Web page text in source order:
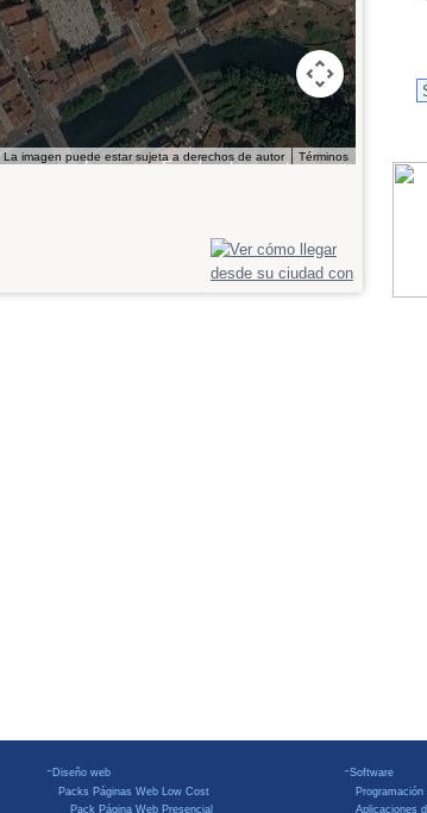
only For development purposes only
La imagen puede estar sujeta a derechos de autor Términos
-Diseño web
Packs Páginas Web Low Cost
Pack Página Web Presencial
-Software
Programación
Aplicaciones